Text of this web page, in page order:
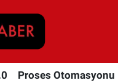
Proses Otomasyonu